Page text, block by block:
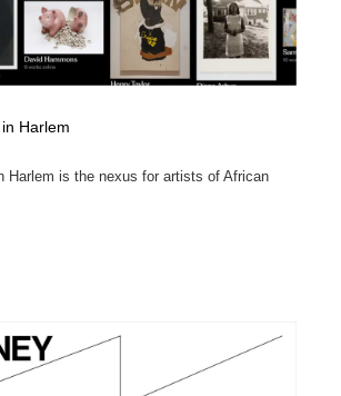
Harlem
Harlem is the nexus for artists of African